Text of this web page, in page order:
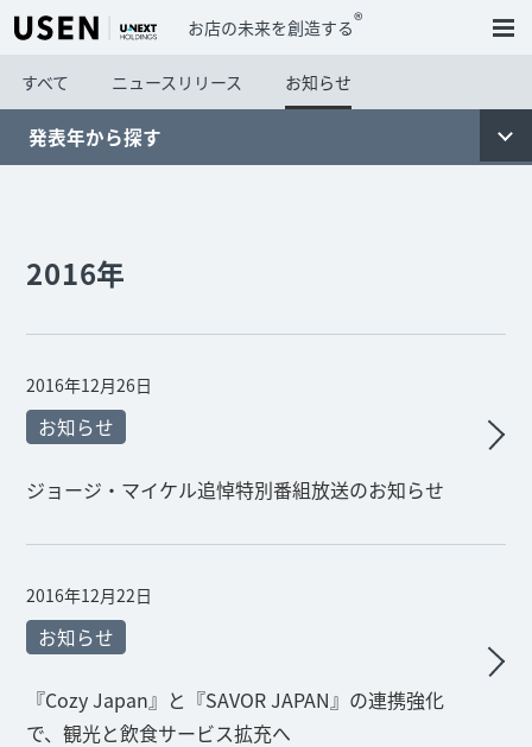
お店の未来を創造する®
すべて ニュースリリース お知らせ
発表年から探す
2016年
2016年12月26日
お知らせ
ジョージ・マイケル追悼特別番組放送のお知らせ
2016年12月22日
お知らせ
『Cozy Japan』と『SAVOR JAPAN』の連携強化
で、観光と飲食サービス拡充へ